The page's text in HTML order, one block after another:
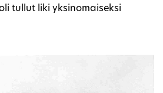
tullut liki yksinomaiseksi